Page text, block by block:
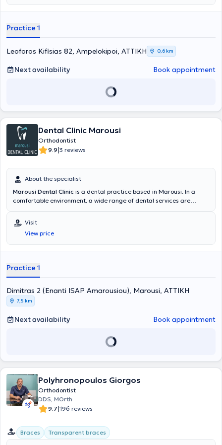
Practice 1
Leoforos Kifisias 82, Ampelokipoi, ΑΤΤΙΚΗ 0,6 km
Next availability Book appointment
Dental Clinic Marousi
Orthodontist
9.9|3 reviews
About the specialist
Marousi Dental Clinic is a dental practice based in Marousi. In a
comfortable environment, a wide range of dental services are
advanced orthodontic treatment techniques are adopted with
systems such as Eline, Incognito (Lingual/Invisible Orthodontics),
Invisalign, K-Line, and CA aligners (Clear Orthodontic Aligners). A
primary concern is the implementation of solutions fully tailored to
Visit
View price
Practice 1
Dimitras 2 (Enanti ISAP Amarousiou), Marousi, ΑΤΤΙΚΗ
7,5 km
Next availability Book appointment
Polyhronopoulos Giorgos
Orthodontist
DDS, MOrth
9.7|196 reviews
Braces Transparent braces